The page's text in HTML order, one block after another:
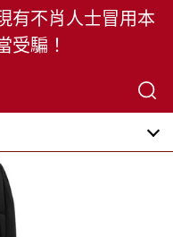
有不肖人士冒用本
受騙！